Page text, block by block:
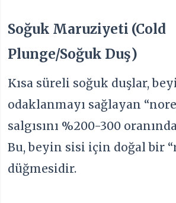
Soğuk Maruziyeti (Cold
Plunge/Soğuk Duş)
Kısa süreli soğuk duşlar,
odaklanmayı sağlayan
salgısını %200-300
Bu, beyin sisi için doğal bir
düğmesidir.